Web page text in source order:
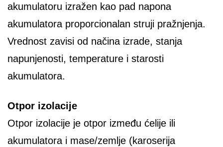
akumulatoru izražen kao pad napona
akumulatora proporcionalan struji pražnjenja.
Vrednost zavisi od načina izrade, stanja
napunjenosti, temperature i starosti
akumulatora.
Otpor izolacije
Otpor izolacije je otpor između ćelije ili
akumulatora i mase/zemlje (karoserija